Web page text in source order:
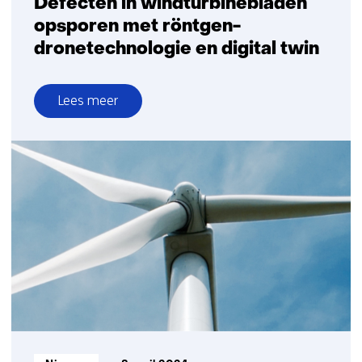
Defecten in windturbinebladen
opsporen met röntgen-
dronetechnologie en digital twin
Lees meer
over
Defecten
in
windturbinebladen
opsporen
röntgen-
dronetechnologie
en
Informatietype: